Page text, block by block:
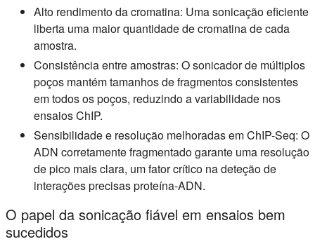
Alto rendimento da cromatina: Uma sonicação eficiente
liberta uma maior quantidade de cromatina de cada
amostra.
Consistência entre amostras: O sonicador de múltiplos
poços mantém tamanhos de fragmentos consistentes
em todos os poços, reduzindo a variabilidade nos
ensaios ChIP.
Sensibilidade e resolução melhoradas em ChIP-Seq: O
ADN corretamente fragmentado garante uma resolução
de pico mais clara, um fator crítico na deteção de
interações precisas proteína-ADN.
O papel da sonicação fiável em ensaios bem
sucedidos